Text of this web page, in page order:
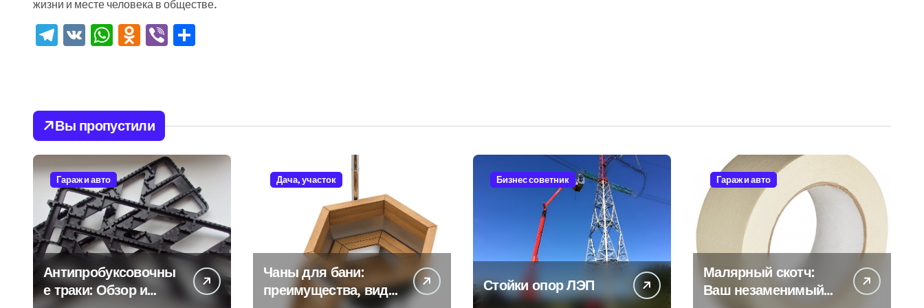
жизни и месте человека в обществе.
Telegram
VK WhatsApp
Odnoklassniki
Viber
Вы пропустили
Гараж и авто
Антипробуксовочны
е траки: Обзор и
Дача, участок
Чаны для бани:
преимущества, виды
Бизнес советник
Стойки опор ЛЭП
Гараж и авто
Малярный скотч:
Ваш незаменимый